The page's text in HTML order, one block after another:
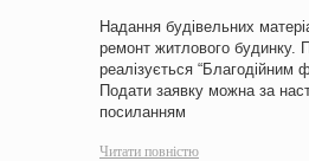
Надання будівельних
ремонт житлового будинку.
реалізується “Благодійним
Подати заявку можна за
посиланням
Читати повністю